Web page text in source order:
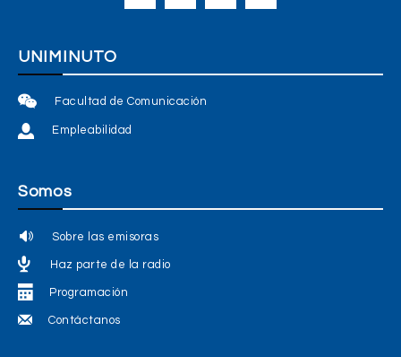
UNIMINUTO
Facultad de Comunicación
Empleabilidad
Somos
Sobre las emisoras
Haz parte de la radio
Programación
Contáctanos